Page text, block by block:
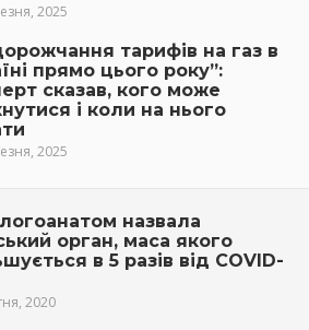
2025
тарифів на газ в
прямо цього року”:
сказав, кого може
і коли на нього
2025
назвала
орган, маса якого
в 5 разів від COVID-
2020